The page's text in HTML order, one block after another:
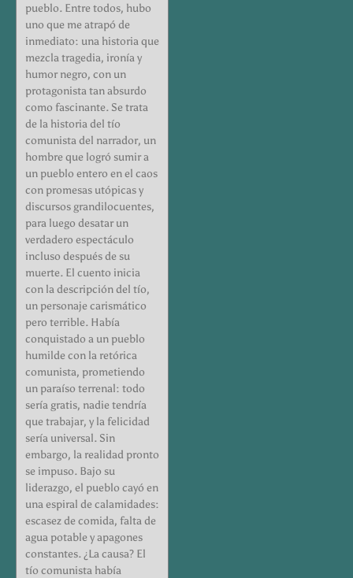
pueblo. Entre todos, hubo
uno que me atrapó de
inmediato: una historia que
mezcla tragedia, ironía y
humor negro, con un
protagonista tan absurdo
como fascinante. Se trata
de la historia del tío
comunista del narrador, un
hombre que logró sumir a
un pueblo entero en el caos
con promesas utópicas y
discursos grandilocuentes,
para luego desatar un
verdadero espectáculo
incluso después de su
muerte. El cuento inicia
con la descripción del tío,
un personaje carismático
pero terrible. Había
conquistado a un pueblo
humilde con la retórica
comunista, prometiendo
un paraíso terrenal: todo
sería gratis, nadie tendría
que trabajar, y la felicidad
sería universal. Sin
embargo, la realidad pronto
se impuso. Bajo su
liderazgo, el pueblo cayó en
una espiral de calamidades:
escasez de comida, falta de
agua potable y apagones
constantes. ¿La causa? El
tío comunista había